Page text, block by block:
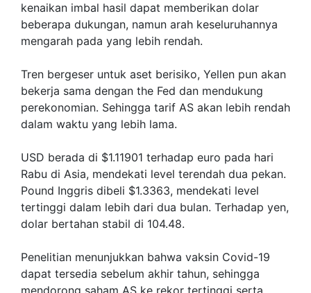
kenaikan imbal hasil dapat memberikan dolar
beberapa dukungan, namun arah keseluruhannya
mengarah pada yang lebih rendah.
Tren bergeser untuk aset berisiko, Yellen pun akan
bekerja sama dengan the Fed dan mendukung
perekonomian. Sehingga tarif AS akan lebih rendah
dalam waktu yang lebih lama.
USD berada di $1.11901 terhadap euro pada hari
Rabu di Asia, mendekati level terendah dua pekan.
Pound Inggris dibeli $1.3363, mendekati level
tertinggi dalam lebih dari dua bulan. Terhadap yen,
dolar bertahan stabil di 104.48.
Penelitian menunjukkan bahwa vaksin Covid-19
dapat tersedia sebelum akhir tahun, sehingga
mendorong saham AS ke rekor tertinggi serta